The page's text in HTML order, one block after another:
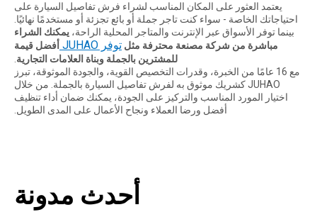
يعتمد العثور على المكان المناسب لشراء فرش تفاصيل السيارة على
احتياجاتك الخاصة - سواء كنت تاجر جملة أو بائع تجزئة أو مستخدمًا نهائيًا.
بينما توفر الأسواق عبر الإنترنت والمتاجر المحلية الراحة، يمكنك الشراء
مباشرة من شركة مصنعة محترفة مثل توفر JUHAO
أفضل قيمة
للمشترين بالجملة وبناة العلامات التجارية
مع 16 عامًا من الخبرة، وقدرات التخصيص القوية، والجودة الموثوقة، تبرز
JUHAO كشريك موثوق به لفرش تفاصيل السيارة بالجملة. من خلال
اختيار المورد المناسب والتركيز على الجودة، يمكنك ضمان أداء تنظيف
أفضل ورضا العملاء ونجاح الأعمال على المدى الطويل.
أحدث مدونة